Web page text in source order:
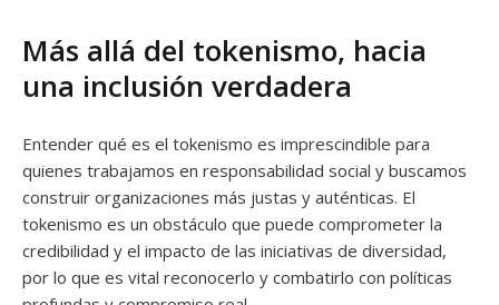
Más allá del tokenismo, hacia
una inclusión verdadera
Entender qué es el tokenismo es imprescindible para
quienes trabajamos en responsabilidad social y buscamos
construir organizaciones más justas y auténticas. El
tokenismo es un obstáculo que puede comprometer la
credibilidad y el impacto de las iniciativas de diversidad,
por lo que es vital reconocerlo y combatirlo con políticas